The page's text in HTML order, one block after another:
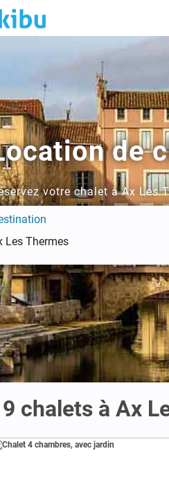
de
votre chalet à Ax Les
chalets à Ax